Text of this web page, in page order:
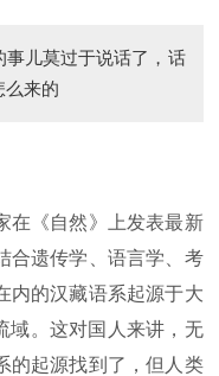
儿莫过于说话了，话
么来的
《自然》上发表最新
合遗传学、语言学、考
内的汉藏语系起源于大
域。这对国人来讲，无
的起源找到了，但人类